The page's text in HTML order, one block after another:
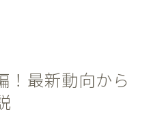
！最新動向から